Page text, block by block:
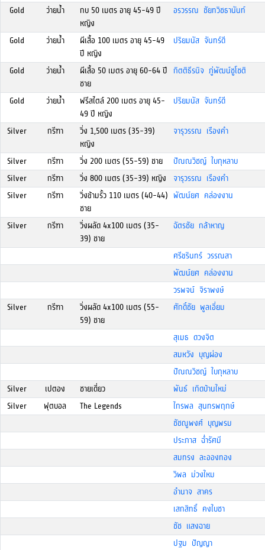
Gold
ว่ายน้ำ
กบ 50 เมตร อายุ 45-49 ปี
หญิง
อรวรรณ ชัยทวิชธานันท์
Gold ว่ายน้ำ
ผีเสื้อ 100 เมตร อายุ 45-49
ปี หญิง
ปริยมนัส จันทร์ดี
Gold ว่ายน้ำ
ผีเสื้อ 50 เมตร อายุ 60-64 ปี
ชาย
กิตติธีรนิจ ภู่พัฒน์ชูโชติ
Gold ว่ายน้ำ
ฟรีสไตล์ 200 เมตร อายุ 45-
49 ปี หญิง
ปริยมนัส จันทร์ดี
Silver กรีฑา
วิ่ง 1,500 เมตร (35-39)
หญิง
จารุวรรณ เรืองคำ
Silver กรีฑา วิ่ง 200 เมตร (55-59) ชาย
ปัณณวิชญ์ ใบกุหลาบ
Silver
กรีฑา วิ่ง 800 เมตร (35-39) หญิง
จารุวรรณ เรืองคำ
Silver
กรีฑา
วิ่งข้ามรั้ว 110 เมตร (40-44)
ชาย
พัฒน์ยศ คล่องงาน
Silver กรีฑา
วิ่งผลัด 4x100 เมตร (35-
39) ชาย
ฉัตรชัย กล้าหาญ
ศรีขรินทร์ วรรณสา
พัฒน์ยศ คล่องงาน
วรพจน์ จิราพงษ์
Silver
กรีฑา
วิ่งผลัด 4x100 เมตร (55-
59) ชาย
ศักดิ์ชัย พูลเอี่ยม
สุเมธ ดวงจิต
สมหวัง บุญผ่อง
ปัณณวิชญ์ ใบกุหลาบ
Silver
เปตอง ชายเดี่ยว
พันธ์ เกิดบ้านใหม่
Silver
ฟุตบอล The Legends
ไกรพล สุนทรพฤกษ์
ชัชณูพงศ์ บุญพรม
ประภาส ฉ่ำรัศมี
สมทรง ละอองทอง
วิพล ม่วงใหม
อำนาจ สาคร
เสกสิทธิ์ คงใบชา
ชัช แสงฉาย
ปฐม ปัญญา